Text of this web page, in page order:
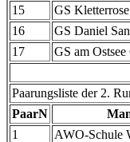
15
GS
16
GS Daniel
17
GS am
Paarungsliste der 2.
PaarN
1
AWO-Schule